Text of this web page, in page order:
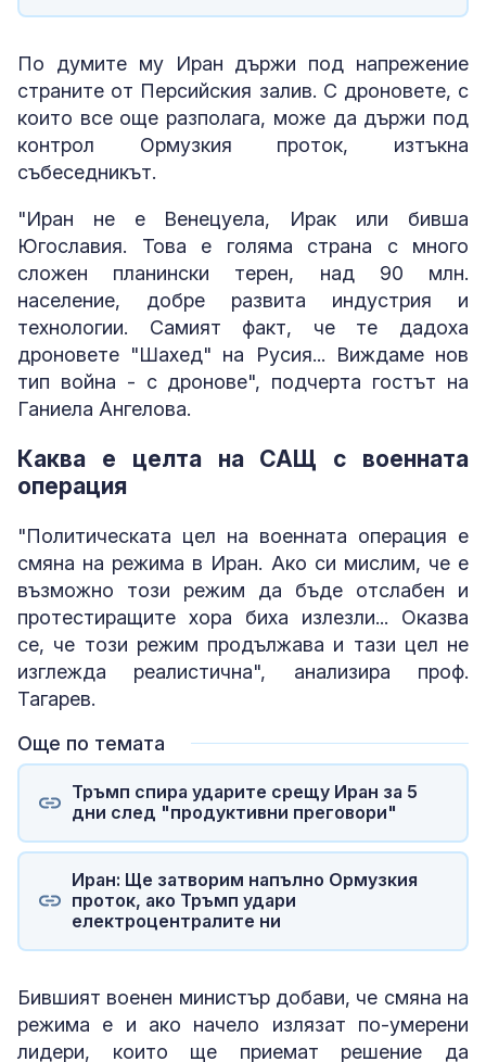
По думите му Иран държи под напрежение
страните от Персийския залив. С дроновете, с
които все още разполага, може да държи под
контрол Ормузкия проток, изтъкна
събеседникът.
"Иран не е Венецуела, Ирак или бивша
Югославия. Това е голяма страна с много
сложен планински терен, над 90 млн.
население, добре развита индустрия и
технологии. Самият факт, че те дадоха
дроновете "Шахед" на Русия... Виждаме нов
тип война - с дронове", подчерта гостът на
Ганиела Ангелова.
Каква е целта на САЩ с военната
операция
"Политическата цел на военната операция е
смяна на режима в Иран. Ако си мислим, че е
възможно този режим да бъде отслабен и
протестиращите хора биха излезли... Оказва
се, че този режим продължава и тази цел не
изглежда реалистична", анализира проф.
Тагарев.
Още по темата
Тръмп спира ударите срещу Иран за 5
дни след "продуктивни преговори"
Иран: Ще затворим напълно Ормузкия
проток, ако Тръмп удари
електроцентралите ни
Бившият военен министър добави, че смяна на
режима е и ако начело излязат по-умерени
лидери, които ще приемат решение да